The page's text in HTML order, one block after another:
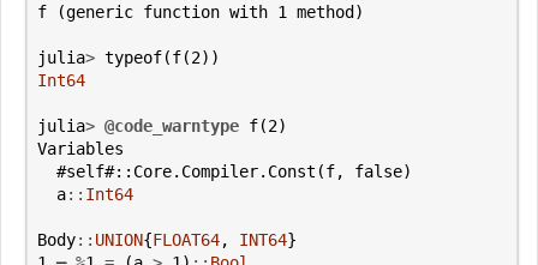
f
(generic function with 1 method)
julia> typeof(f(2))
Int64
julia> @code_warntype f(2)
Variables
#self#::Core.Compiler.Const(f, false)
a:: Int64
Body:: UNION{FLOAT64, INT64}